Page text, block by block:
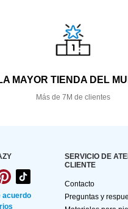
MAYOR TIENDA DEL
Más de 7M de clientes
acuerdo
SERVICIO DE
CLIENTE
Contacto
Preguntas y